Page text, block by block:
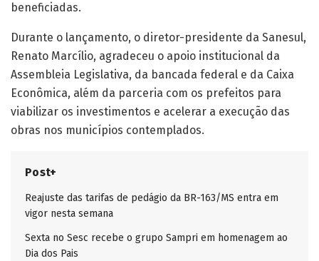
beneficiadas.
Durante o lançamento, o diretor-presidente da Sanesul,
Renato Marcílio, agradeceu o apoio institucional da
Assembleia Legislativa, da bancada federal e da Caixa
Econômica, além da parceria com os prefeitos para
viabilizar os investimentos e acelerar a execução das
obras nos municípios contemplados.
Post+
Reajuste das tarifas de pedágio da BR-163/MS entra em
vigor nesta semana
Sexta no Sesc recebe o grupo Sampri em homenagem ao
Dia dos Pais